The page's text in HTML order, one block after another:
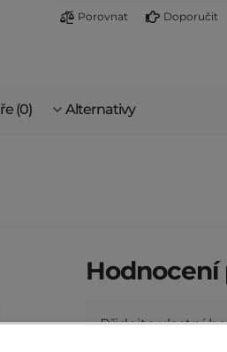
Porovnat Doporučit
(0) Alternativy
Přidejte vlastní